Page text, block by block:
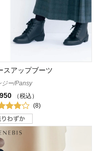
スアップブーツ
ジー/Pansy
（税込）
(8)